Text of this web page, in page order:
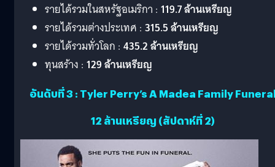
รายได้รวมในสหรัฐอเมริกา : 119.7 ล้านเหรียญ
รายได้รวมต่างประเทศ : 315.5 ล้านเหรียญ
รายได้รวมทั่วโลก : 435.2 ล้านเหรียญ
ทุนสร้าง : 129 ล้านเหรียญ
อันดับที่ 3 : Tyler Perry’s A Madea Family
12 ล้านเหรียญ (สัปดาห์ที่ 2)